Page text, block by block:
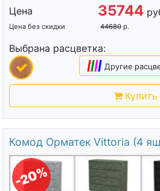
Цена 35744
Цена без скидки 44680 р.
Выбрана расцветка:
|||| Другие
Купить
Комод Орматек Vittoria (4
-20%